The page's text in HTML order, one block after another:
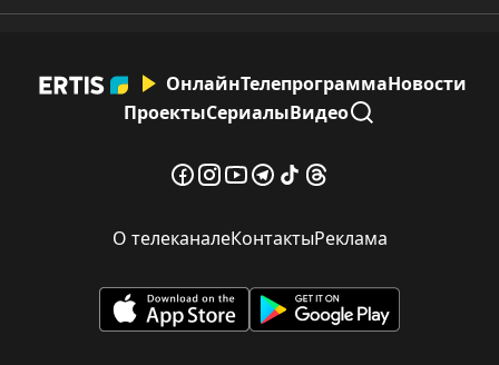
ОнлайнТелепрограммаНовости
ПроектыСериалыВидео
О телеканалеКонтактыРеклама